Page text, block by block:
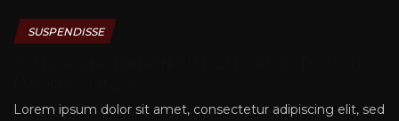
SUSPENDISSE
Lorem ipsum dolor sit amet, consectetur adipiscing elit, sed